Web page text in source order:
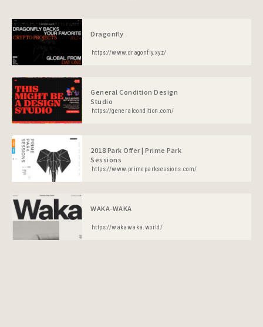
Dragonfly
https://www.dragonfly.xyz/
General Condition Design
Studio
https://generalcondition.com/
2018 Park Offer | Prime Park
Sessions
https://www.primeparksessions.com/
WAKA-WAKA
https://wakawaka.world/